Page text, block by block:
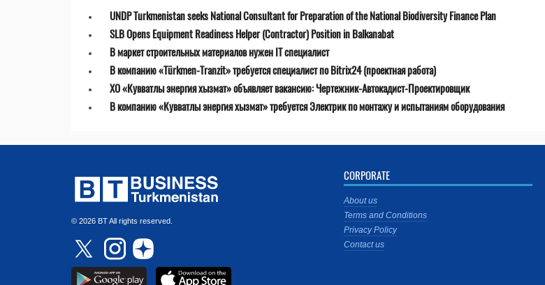
UNDP Turkmenistan seeks National Consultant for Preparation of the National Biodiversity Finance Plan
SLB Opens Equipment Readiness Helper (Contractor) Position in Balkanabat
В маркет строительных материалов нужен IT специалист
В компанию «Türkmen-Tranzit» требуется специалист по Bitrix24 (проектная работа)
ХО «Кувватлы энергия хызмат» объявляет вакансию: Чертежник-Автокадист-Проектировщик
В компанию «Кувватлы энергия хызмат» требуется Электрик по монтажу и испытаниям оборудования
© 2026 BT All rights reserved.
CORPORATE
About us
Terms and Conditions
Privacy Policy
Contact us